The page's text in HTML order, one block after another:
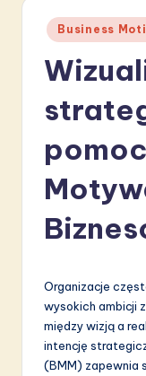
A
L
Posted
in
Business
Organizacje
wysokich ambicji
między wizją a
intencję
(BMM) zapewnia